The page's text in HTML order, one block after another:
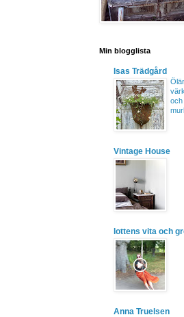
Min blogglista
Isas Trädgård
och
Vintage House
lottens vita och
Anna Truelsen